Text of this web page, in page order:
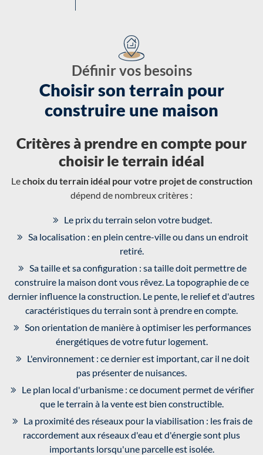
Définir vos besoins
Choisir son terrain pour
construire une maison
Critères à prendre en compte pour
choisir le terrain idéal
Lechoix du terrain idéal pour votre projet de construction
dépend de nombreux critères :
Le prix du terrain selon votre budget.
Sa localisation : en plein centre-ville ou dans un endroit
retiré.
Sa taille et sa configuration : sa taille doit permettre de
construire la maison dont vous rêvez. La topographie de ce
dernier influence la construction. Le pente, le relief et d'autres
caractéristiques du terrain sont à prendre en compte.
Son orientation de manière à optimiser les performances
énergétiques de votre futur logement.
L'environnement : ce dernier est important, car il ne doit
pas présenter de nuisances.
Le plan local d'urbanisme : ce document permet de vérifier
que le terrain à la vente est bien constructible.
La proximité des réseaux pour la viabilisation : les frais de
raccordement aux réseaux d'eau et d'énergie sont plus
importants lorsqu'une parcelle est isolée.